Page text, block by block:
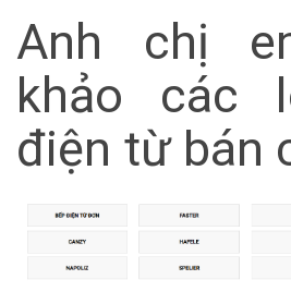
Anh chị
khảo các
điện từ bán